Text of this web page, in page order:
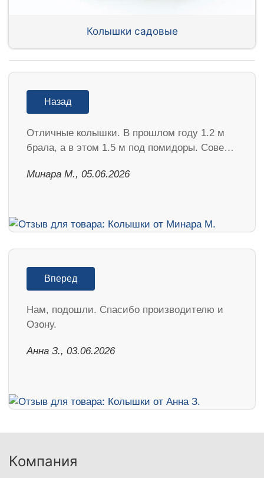
Колышки садовые
Назад
Отличные колышки. В прошлом году 1.2 м
брала, а в этом 1.5 м под помидоры. Сове…
Минара М., 05.06.2026
Вперед
Нам, подошли. Спасибо производителю и
Озону.
Анна З., 03.06.2026
Компания